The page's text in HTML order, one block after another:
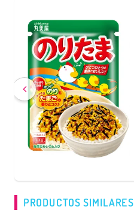
PRODUCTOS SIMILARES